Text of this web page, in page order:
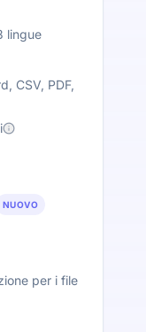
lingue
CSV, PDF,
NUOVO
per i file